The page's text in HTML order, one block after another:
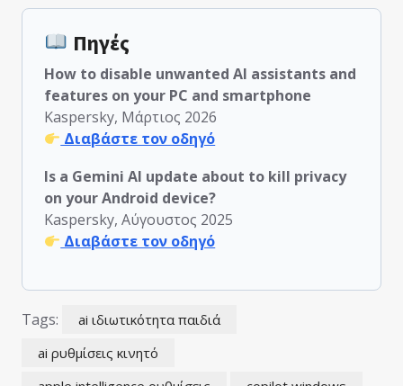
Πηγές
How to disable unwanted AI assistants and
features on your PC and smartphone
Kaspersky, Μάρτιος 2026
Διαβάστε τον οδηγό
Is a Gemini AI update about to kill privacy
on your Android device?
Kaspersky, Αύγουστος 2025
Διαβάστε τον οδηγό
Tags:
ai ιδιωτικότητα παιδιά
ai ρυθμίσεις κινητό